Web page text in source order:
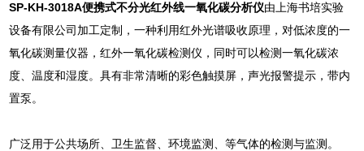
SP-KH-3018A便携式不分光红外线一氧化碳分析仪由上海书培实验
设备有限公司加工定制，一种利用红外光谱吸收原理，对低浓度的一
氧化碳测量仪器，红外一氧化碳检测仪，同时可以检测一氧化碳浓
度、温度和湿度。具有非常清晰的彩色触摸屏，声光报警提示，带内
置泵。
广泛用于公共场所、卫生监督、环境监测、等气体的检测与监测。